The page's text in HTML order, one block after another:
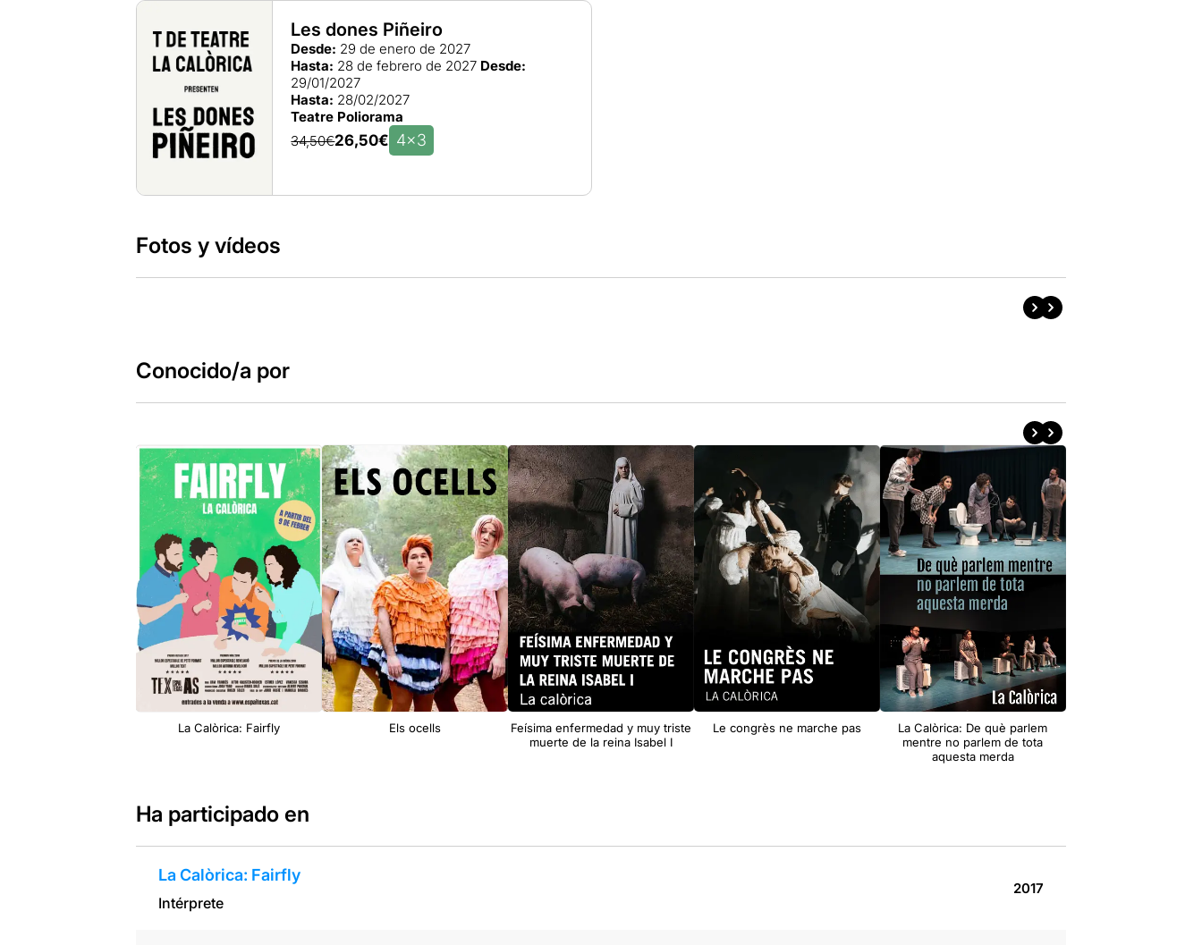
Les dones Piñeiro
Desde: 29 de enero de 2027
Hasta: 28 de febrero de 2027 Desde:
29/01/2027
Hasta: 28/02/2027
Teatre Poliorama
34,50€26,50€ 4x3
Fotos y vídeos
Conocido/a por
La Calòrica: Fairfly Els ocells
Feísima enfermedad y muy triste
muerte de la reina Isabel I
Le congrès ne marche pas
La Calòrica: De què parlem
mentre no parlem de tota
aquesta merda
Ha participado en
La Calòrica: Fairfly
Intérprete
2017